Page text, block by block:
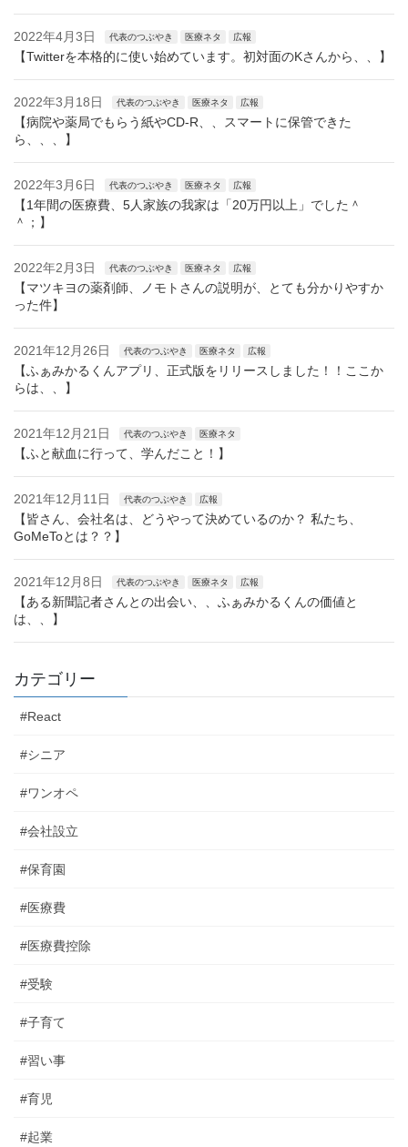
2022年4月3日 代表のつぶやき 医療ネタ 広報
【Twitterを本格的に使い始めています。初対面のKさんから、、】
2022年3月18日 代表のつぶやき 医療ネタ 広報
【病院や薬局でもらう紙やCD-R、、スマートに保管できた
ら、、、】
2022年3月6日 代表のつぶやき 医療ネタ 広報
【1年間の医療費、5人家族の我家は「20万円以上」でした＾
＾；】
2022年2月3日 代表のつぶやき 医療ネタ 広報
【マツキヨの薬剤師、ノモトさんの説明が、とても分かりやすか
った件】
2021年12月26日 代表のつぶやき 医療ネタ 広報
【ふぁみかるくんアプリ、正式版をリリースしました！！ここか
らは、、】
2021年12月21日 代表のつぶやき 医療ネタ
【ふと献血に行って、学んだこと！】
2021年12月11日 代表のつぶやき 広報
【皆さん、会社名は、どうやって決めているのか？ 私たち、
GoMeToとは？？】
2021年12月8日 代表のつぶやき 医療ネタ 広報
【ある新聞記者さんとの出会い、、ふぁみかるくんの価値と
は、、】
カテゴリー
#React
#シニア
#ワンオペ
#会社設立
#保育園
#医療費
#医療費控除
#受験
#子育て
#習い事
#育児
#起業